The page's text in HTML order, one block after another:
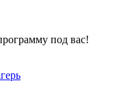
под вас!